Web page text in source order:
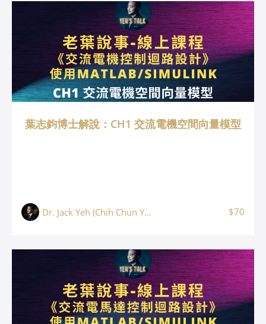
葉志鈞博士解說：CH1 交流電機空間向量模型
Dr. Jack Yeh (Chih Chun Yeh, 葉志鈞) $70